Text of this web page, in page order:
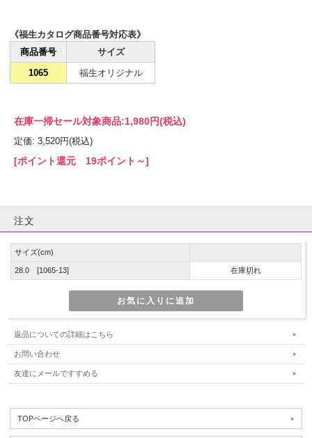
《福生カタログ商品番号対応表》
商品番号
サイズ
1065
福生オリジナル
在庫一掃セール対象商品:1,980円(税込)
定価: 3,520円(税込)
[ポイント還元 19ポイント～]
注文
サイズ(cm)
28.0 [1065-13] 在庫切れ
返品についての詳細はこちら
お問い合わせ
友達にメールですすめる
TOPページへ戻る